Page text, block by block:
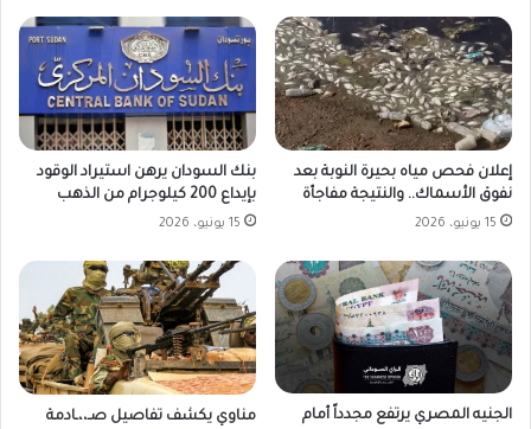
إعلان فحص مياه بحيرة النوبة بعد
نفوق الأسماك.. والنتيجة مفاجأة
15 يونيو، 2026
بنك السودان يرهن استيراد الوقود
بإيداع 200 كيلوجرام من الذهب
15 يونيو، 2026
الجنيه المصري يرتفع مجدداً أمام
مناوي يكشف تفاصيل صـ،،ـادمة